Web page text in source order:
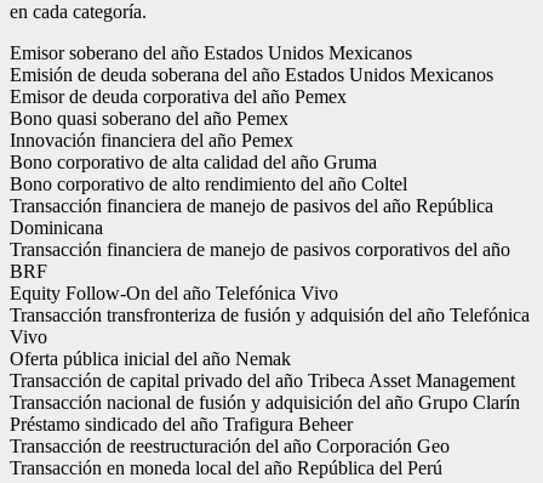
en cada categoría.
Emisor soberano del año Estados Unidos Mexicanos
Emisión de deuda soberana del año Estados Unidos Mexicanos
Emisor de deuda corporativa del año Pemex
Bono quasi soberano del año Pemex
Innovación financiera del año Pemex
Bono corporativo de alta calidad del año Gruma
Bono corporativo de alto rendimiento del año Coltel
Transacción financiera de manejo de pasivos del año República
Dominicana
Transacción financiera de manejo de pasivos corporativos del año
BRF
Equity Follow-On del año Telefónica Vivo
Transacción transfronteriza de fusión y adquisión del año Telefónica
Vivo
Oferta pública inicial del año Nemak
Transacción de capital privado del año Tribeca Asset Management
Transacción nacional de fusión y adquisición del año Grupo Clarín
Préstamo sindicado del año Trafigura Beheer
Transacción de reestructuración del año Corporación Geo
Transacción en moneda local del año República del Perú